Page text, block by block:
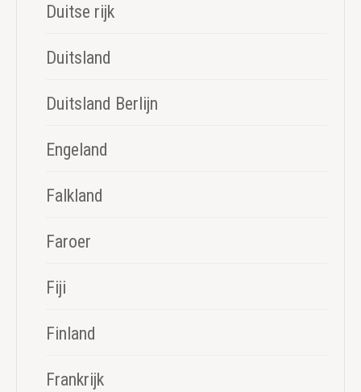
Duitse rijk
Duitsland
Duitsland Berlijn
Engeland
Falkland
Faroer
Fiji
Finland
Frankrijk